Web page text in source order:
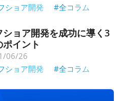
ショア開発
#全コラム
ショア開発を成功に導く3
ポイント
06/26
ショア開発
#全コラム